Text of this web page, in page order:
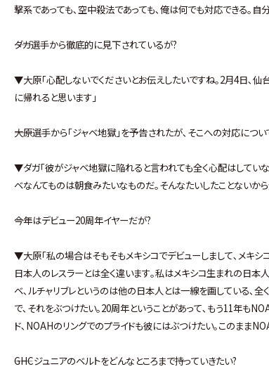
撃系であっても､空中殺法であっても､俺は何でも対応できる｡
――ダガ選手から徹底的に見下されているが?
▼大原｢心配しないでくださいとお伝えしたいですね｡2月4日､仙
に帰れると思います｣
――大原選手から｢ジャベ地獄｣を予告されたが､そこへの対応につい
▼ダガ｢彼がジャベ地獄に陥れると言われても全く心配はしてい
ベなんてものは朝食みたいなものだ｡そんなたいしたことないか
――今年はデビュー20周年イヤーだが?
▼大原｢私の場合はそもそもメキシコでデビューしまして､メキシ
日本人のレスラーとは全く違います｡私はメキシコ生まれの日本
ベ､ルチャリブレというのは他の日本人とは一線を画している､全
で､それをぶつけたい｡20周年ということがあって､もう11年も
ド､NOAHのリングでのプライドも彼にはぶつけたい｡このまま
――GHCジュニアのベルトをどんなところまで持っていきたい?